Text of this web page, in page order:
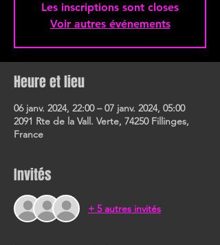
Les inscriptions sont closes
Voir autres événements
Heure et lieu
06 janv. 2024, 22:00 – 07 janv. 2024, 05:00
2091 Rte de la Vall. Verte, 74250 Fillinges,
France
Invités
+ 5 autres invités